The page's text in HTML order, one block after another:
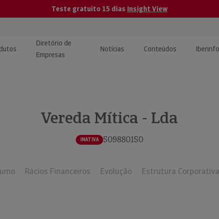
Teste gratuito 15 dias Insight View
e Monitorização de
Diretório de
Empresas
Notícias Conteúdos
| Estudos e
Vereda Mítica - Lda
INATIVA 509880150
Rácios Financeiros Evolução Estrutura Corporativa